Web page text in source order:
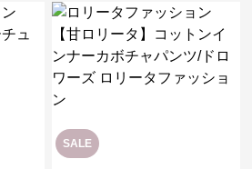
SALE